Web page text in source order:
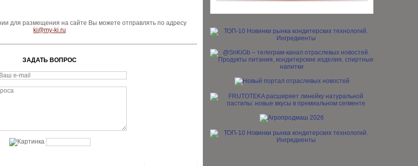
для размещения на сайте Вы можете отправлять по адресу
ki@my-ki.ru
ЗАДАТЬ ВОПРОС